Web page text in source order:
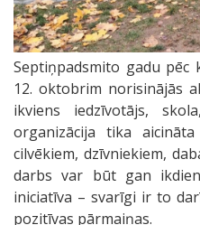
Septiņpadsmito gadu pēc
12. oktobrim norisinājās
ikviens iedzīvotājs,
organizācija tika
cilvēkiem, dzīvniekiem,
darbs var būt gan
iniciatīva – svarīgi ir to
pozitīvas pārmaiņas.